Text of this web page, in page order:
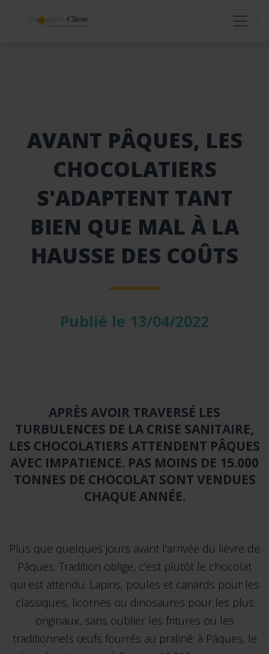
AVANT PÂQUES, LES
CHOCOLATIERS
S'ADAPTENT TANT
BIEN QUE MAL À LA
HAUSSE DES COÛTS
Publié le 13/04/2022
APRÈS AVOIR TRAVERSÉ LES
TURBULENCES DE LA CRISE SANITAIRE,
LES CHOCOLATIERS ATTENDENT PÂQUES
AVEC IMPATIENCE. PAS MOINS DE 15.000
TONNES DE CHOCOLAT SONT VENDUES
CHAQUE ANNÉE.
Plus que quelques jours avant l'arrivée du lièvre de
Pâques. Tradition oblige, c'est plutôt le chocolat
qui est attendu. Lapins, poules et canards pour les
classiques, licornes ou dinosaures pour les plus
originaux, sans oublier les fritures ou les
traditionnels œufs fourrés au praliné: à Pâques, le